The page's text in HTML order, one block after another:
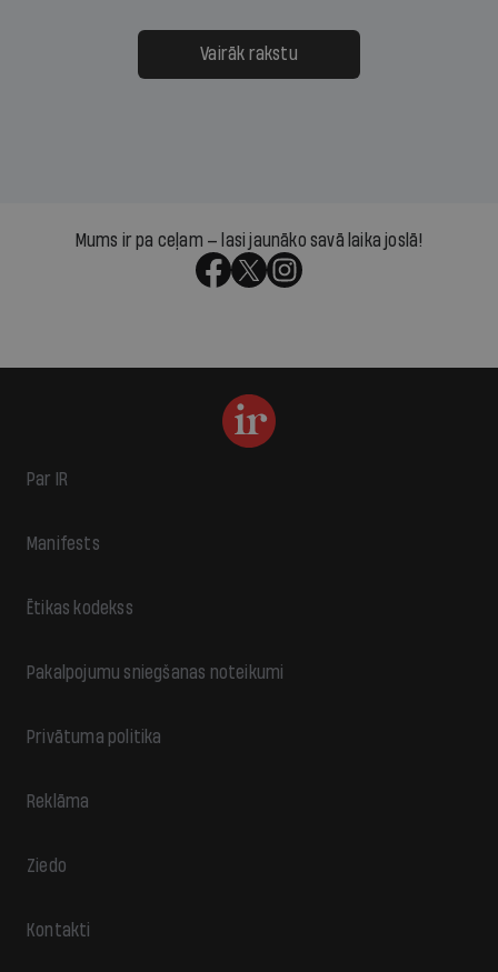
Vairāk rakstu
Mums ir pa ceļam — lasi jaunāko savā laika joslā!
Par IR
Manifests
Ētikas kodekss
Pakalpojumu sniegšanas noteikumi
Privātuma politika
Reklāma
Ziedo
Kontakti